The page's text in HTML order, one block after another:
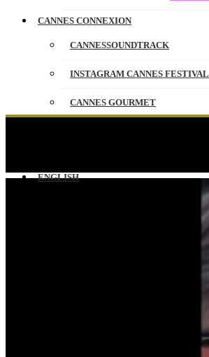
CANNES CONNEXION
CANNESSOUNDTRACK
INSTAGRAM CANNES FESTIVAL
CANNES GOURMET
ENGLISH